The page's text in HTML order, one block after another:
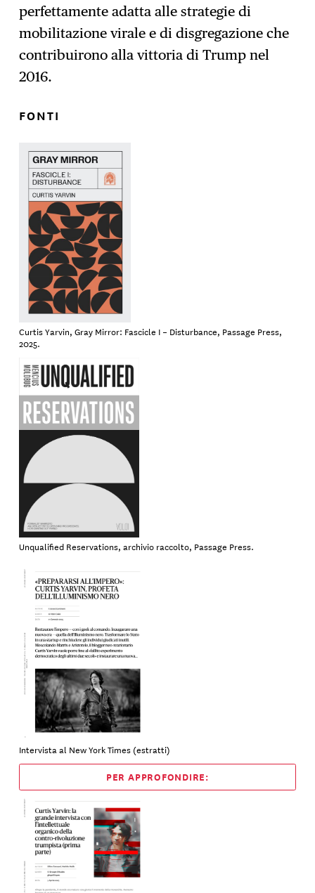
perfettamente adatta alle strategie di
mobilitazione virale e di disgregazione che
contribuirono alla vittoria di Trump nel
2016.
FONTI
Curtis Yarvin, Gray Mirror: Fascicle I – Disturbance, Passage Press,
2025.
Unqualified Reservations, archivio raccolto, Passage Press.
Intervista al New York Times (estratti)
PER APPROFONDIRE: